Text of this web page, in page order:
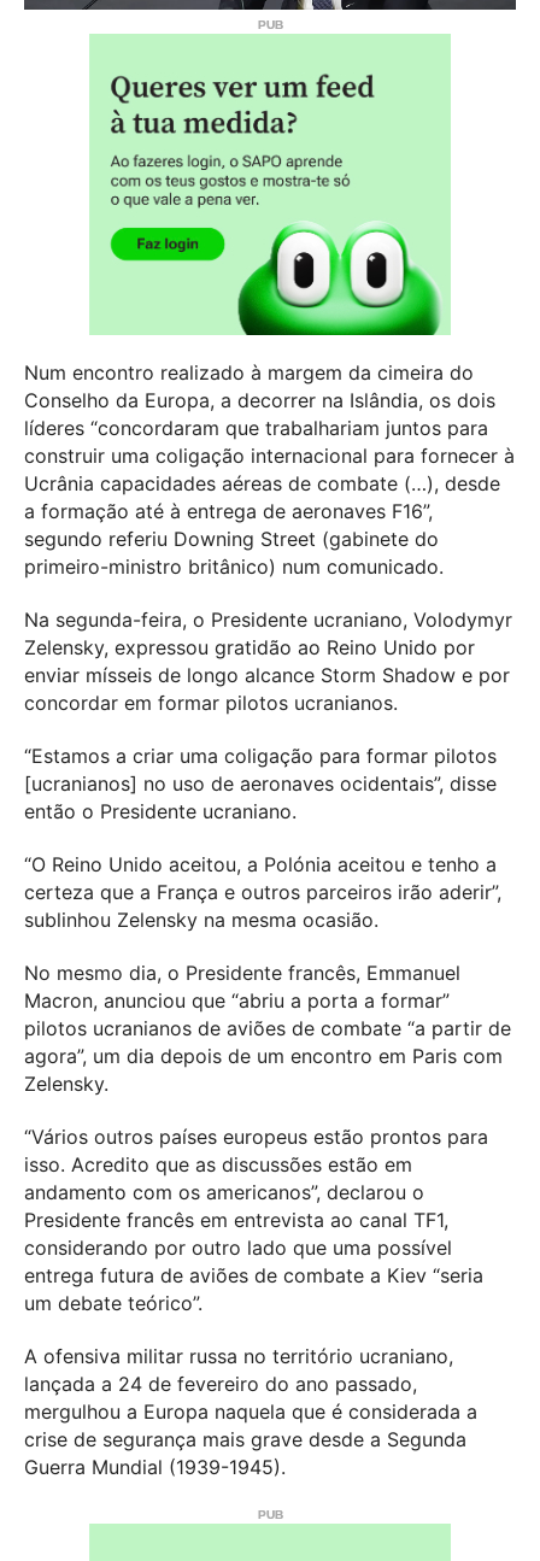
Num encontro realizado à margem da cimeira do
Conselho da Europa, a decorrer na Islândia, os dois
líderes “concordaram que trabalhariam juntos para
construir uma coligação internacional para fornecer à
Ucrânia capacidades aéreas de combate (…), desde
a formação até à entrega de aeronaves F16”,
segundo referiu Downing Street (gabinete do
primeiro-ministro britânico) num comunicado.
Na segunda-feira, o Presidente ucraniano, Volodymyr
Zelensky, expressou gratidão ao Reino Unido por
enviar mísseis de longo alcance Storm Shadow e por
concordar em formar pilotos ucranianos.
“Estamos a criar uma coligação para formar pilotos
[ucranianos] no uso de aeronaves ocidentais”, disse
então o Presidente ucraniano.
“O Reino Unido aceitou, a Polónia aceitou e tenho a
certeza que a França e outros parceiros irão aderir”,
sublinhou Zelensky na mesma ocasião.
No mesmo dia, o Presidente francês, Emmanuel
Macron, anunciou que “abriu a porta a formar”
pilotos ucranianos de aviões de combate “a partir de
agora”, um dia depois de um encontro em Paris com
Zelensky.
“Vários outros países europeus estão prontos para
isso. Acredito que as discussões estão em
andamento com os americanos”, declarou o
Presidente francês em entrevista ao canal TF1,
considerando por outro lado que uma possível
entrega futura de aviões de combate a Kiev “seria
um debate teórico”.
A ofensiva militar russa no território ucraniano,
lançada a 24 de fevereiro do ano passado,
mergulhou a Europa naquela que é considerada a
crise de segurança mais grave desde a Segunda
Guerra Mundial (1939-1945).